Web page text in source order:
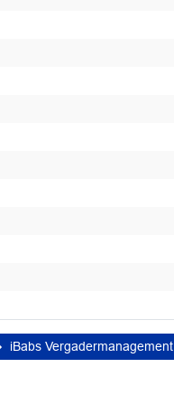
iBabs Vergadermanagement